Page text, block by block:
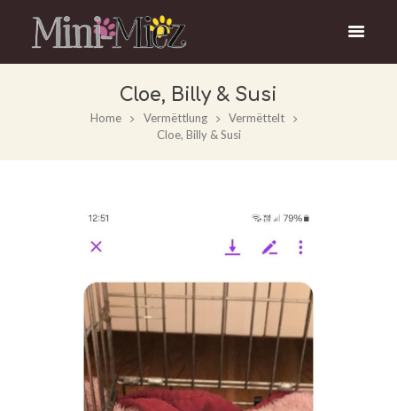
Cloe, Billy & Susi
Home Vermëttlung
Vermëttelt
Cloe, Billy & Susi